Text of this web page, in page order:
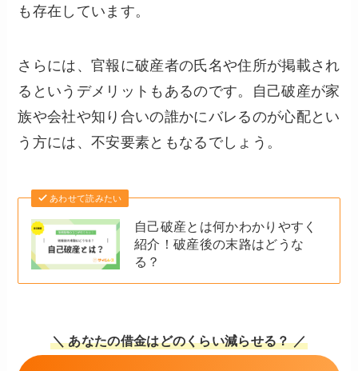
も存在しています。
さらには、官報に破産者の氏名や住所が掲載され
るというデメリットもあるのです。自己破産が家
族や会社や知り合いの誰かにバレるのが心配とい
う方には、不安要素ともなるでしょう。
あわせて読みたい
自己破産とは何かわかりやすく
紹介！破産後の末路はどうな
る？
＼ あなたの借金はどのくらい減らせる？ ／